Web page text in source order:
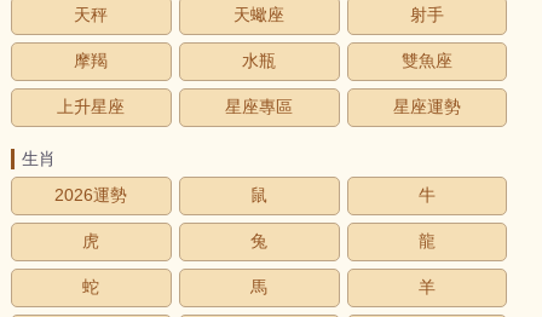
天秤 天蠍座 射手
摩羯 水瓶 雙魚座
上升星座 星座專區 星座運勢
生肖
2026運勢
鼠 牛
虎 兔 龍
蛇 馬 羊